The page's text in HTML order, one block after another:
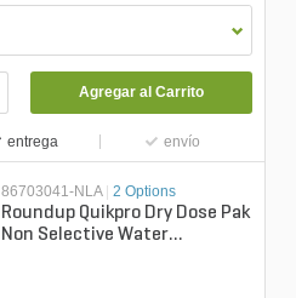
Agregar al Carrito
entrega envío
86703041-NLA 2 Options
Roundup Quikpro Dry Dose Pak
Non Selective Water